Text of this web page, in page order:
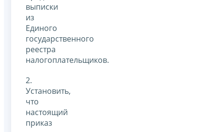
выписки
из
Единого
государственного
реестра
налогоплательщиков.
2.
Установить,
что
настоящий
приказ